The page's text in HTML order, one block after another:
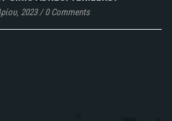
2023/0 Comments